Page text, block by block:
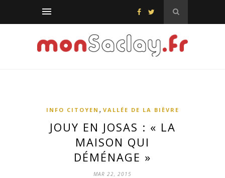
INFO CITOYEN , VALLÉE DE LA BIÈVRE
JOUY EN JOSAS : « LA
MAISON QUI
DÉMÉNAGE »
MAR 22, 2015